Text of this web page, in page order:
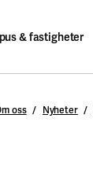
& fastigheter
oss Nyheter